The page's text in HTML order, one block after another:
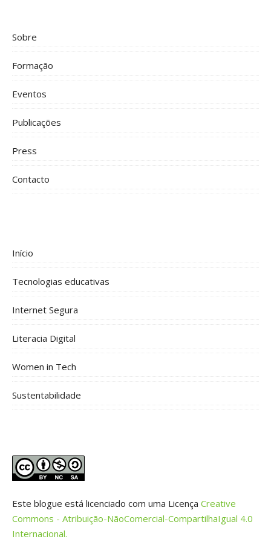
Sobre
Formação
Eventos
Publicações
Press
Contacto
Início
Tecnologias educativas
Internet Segura
Literacia Digital
Women in Tech
Sustentabilidade
Este blogue está licenciado com uma Licença Creative
Commons - Atribuição-NãoComercial-CompartilhaIgual 4.0
Internacional.